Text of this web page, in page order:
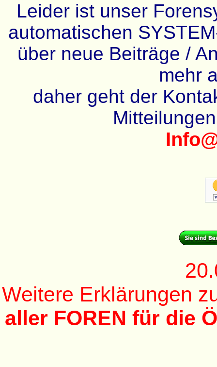
Leider ist unser
automatischen
über neue Beiträge /
mehr
daher geht der
Weitere Erklärungen
aller FOREN für die